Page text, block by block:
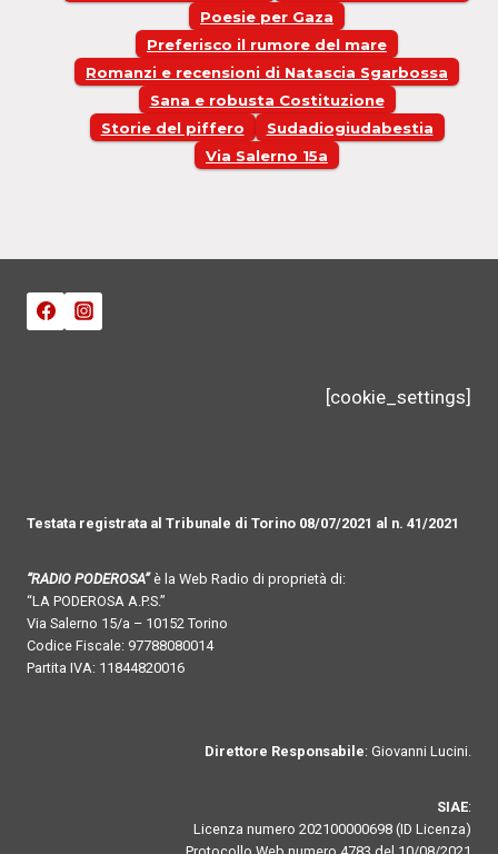
Poesie per Gaza
Preferisco il rumore del mare
Romanzi e recensioni di Natascia Sgarbossa
Sana e robusta Costituzione
Storie del piffero
Sudadiogiudabestia
Via Salerno 15a
[cookie_settings]
Testata registrata al Tribunale di Torino 08/07/2021 al n. 41/2021
“RADIO PODEROSA”è la Web Radio di proprietà di:
“LA PODEROSA A.P.S.”
Via Salerno 15/a – 10152 Torino
Codice Fiscale: 97788080014
Partita IVA: 11844820016
Direttore Responsabile: Giovanni Lucini.
SIAE:
Licenza numero 202100000698 (ID Licenza)